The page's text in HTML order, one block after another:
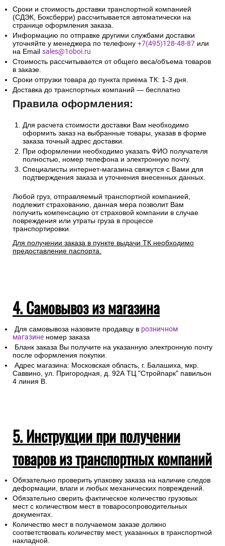
Сроки и стоимость доставки транспортной компанией
(СДЭК, Боксберри) рассчитывается автоматически на
странице оформления заказа.
Информацию по отправке другими службами доставки
уточняйте у менеджера по телефону +7(495)128-48-87 или
на Email sales@1oboi.ru
Стоимость рассчитывается от общего веса/объема товаров
в заказе.
Сроки отгрузки товара до пункта приема ТК: 1-3 дня.
Доставка до транспортных компаний — бесплатно
Правила оформления:
Для расчета стоимости доставки Вам необходимо
оформить заказ на выбранные товары, указав в форме
заказа точный адрес доставки.
При оформлении необходимо указать ФИО получателя
полностью, номер телефона и электронную почту.
Специалисты интернет-магазина свяжутся с Вами для
подтверждения заказа и уточнения внесенных данных.
Любой груз, отправляемый транспортной компанией,
подлежит страхованию, данная мера позволит Вам
получить компенсацию от страховой компании в случае
повреждения или утраты груза в процессе
транспортировки.
Для получении заказа в пункте выдачи ТК необходимо
предоставление паспорта.
4. Самовывоз из магазина
Для самовывоза назовите продавцу в розничном
магазине номер заказа
Бланк заказа Вы получите на указанную электронную почту
после оформления покупки.
Адрес магазина: Московская область, г. Балашиха, мкр.
Саввино, ул. Пригородная, д. 92А ТЦ "Стройпарк" павильон
4 линия В.
5. Инструкции при получении
товаров из транспортных компаний
Обязательно проверить упаковку заказа на наличие следов
деформации, влаги и любых механических повреждений.
Обязательно сверить фактическое количество грузовых
мест с количеством мест в товаросопроводительных
документах.
Количество мест в получаемом заказе должно
соответствовать количеству мест, указанных в транспортной
накладной.